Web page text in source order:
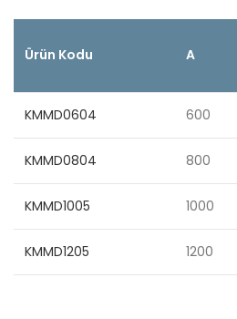
Ürün Kodu A
KMMD0604 600
KMMD0804 800
KMMD1005 1000
KMMD1205 1200